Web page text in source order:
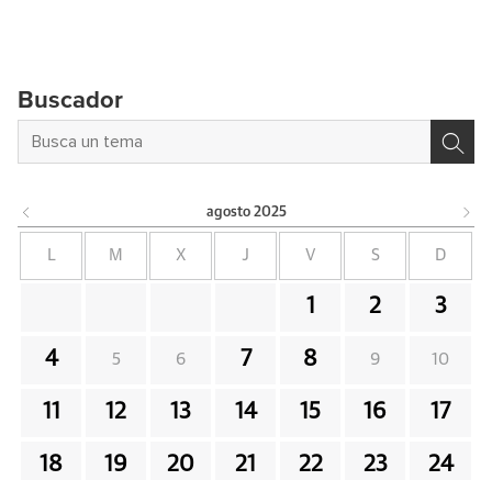
Buscador
agosto 2025
M X J V S D
1 2 3
4 5 6 7 8 9 10
11 12 13 14 15 16 17
18 19 20 21 22 23 24